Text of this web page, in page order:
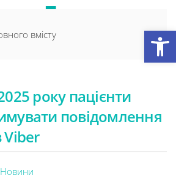
вмісту
року пацієнти
повідомлення
Viber
Новини